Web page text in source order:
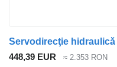
448,39 EUR ≈ 2.353 RON